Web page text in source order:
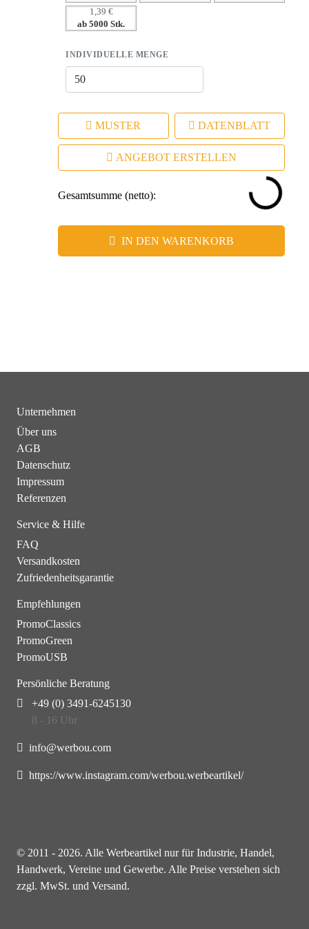
1,39 €
ab 5000 Stk.
INDIVIDUELLE MENGE
MUSTER DATENBLATT
ANGEBOT ERSTELLEN
Gesamtsumme (netto):
IN DEN WARENKORB
Unternehmen
Über uns
AGB
Datenschutz
Impressum
Referenzen
Service & Hilfe
FAQ
Versandkosten
Zufriedenheitsgarantie
Empfehlungen
PromoClassics
PromoGreen
PromoUSB
Persönliche Beratung
+49 (0) 3491-6245130
8 - 16 Uhr
info@werbou.com
https://www.instagram.com/werbou.werbeartikel/
© 2011 - 2026. Alle Werbeartikel nur für Industrie, Handel,
Handwerk, Vereine und Gewerbe. Alle Preise verstehen sich
zzgl. MwSt. und Versand.